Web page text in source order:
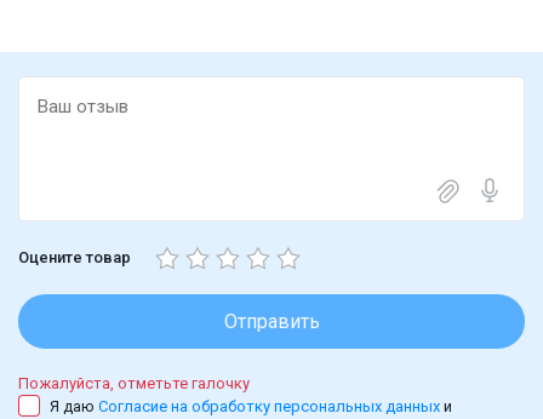
Оцените товар
Отправить
Пожалуйста, отметьте галочку
Я даю Согласие на обработку персональных данных и